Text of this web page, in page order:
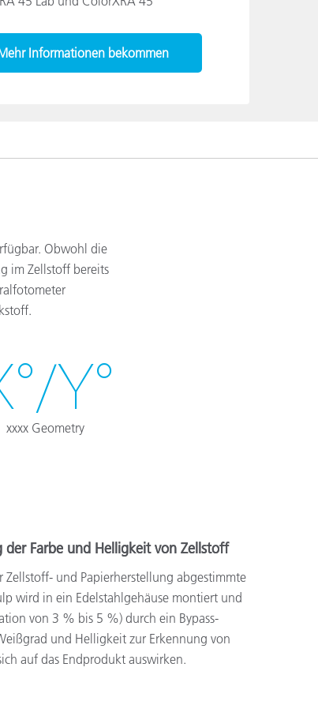
Informationen bekommen
Obwohl die
im Zellstoff bereits
Y°
xxxx Geometry
Farbe und Helligkeit von Zellstoff
Zellstoff- und Papierherstellung abgestimmte
wird in ein Edelstahlgehäuse montiert und
von 3 % bis 5 %) durch ein Bypass-
und Helligkeit zur Erkennung von
auf das Endprodukt auswirken.